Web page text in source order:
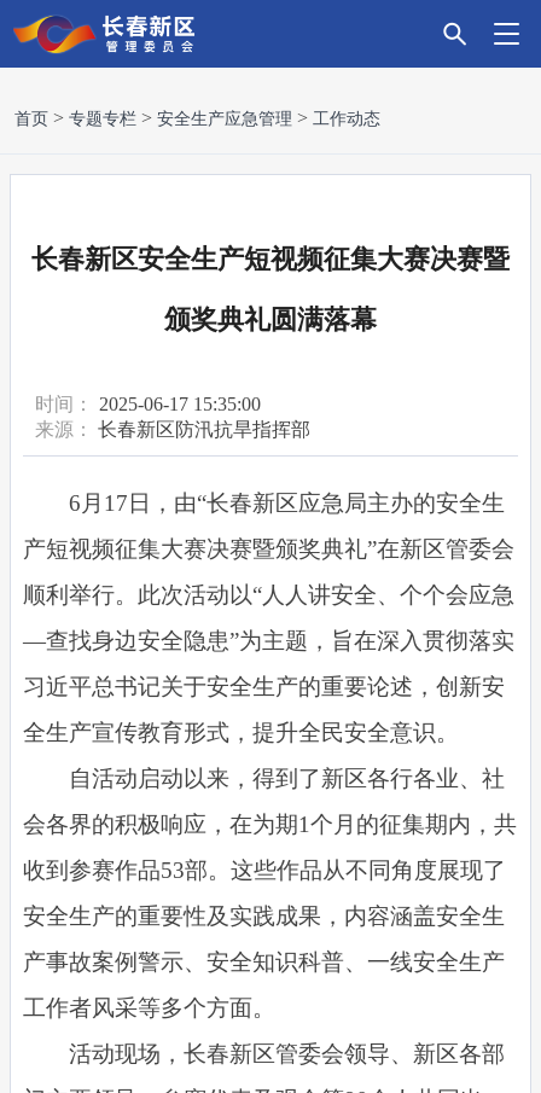
首
页
新
区
要
政
务
服
主
导
产
业
科
技
创
新
招
商
引
资
营
商
环
境
建
引
进
新
首页 专题专栏 安全生产应急管理 工作动态
长春新区安全生产短视频征集大赛决赛暨
颁奖典礼圆满落幕
时间：
2025-06-17 15:35:00
来源：
长春新区防汛抗旱指挥部
6 月17日，由“长春新区应急局主办的安全生
产短视频征集大赛决赛暨颁奖典礼”在新区管委会
顺利举行。此次活动以“人人讲安全、个个会应急
—查找身边安全隐患”为主题，旨在深入贯彻落实
习近平总书记关于安全生产的重要论述，创新安
全生产宣传教育形式，提升全民安全意识。
自活动启动以来，得到了新区各行各业、社
会各界的积极响应，在为期1个月的征集期内，共
收到参赛作品53部。这些作品从不同角度展现了
安全生产的重要性及实践成果，内容涵盖安全生
产事故案例警示、安全知识科普、一线安全生产
工作者风采等多个方面。
活动现场，长春新区管委会领导、新区各部